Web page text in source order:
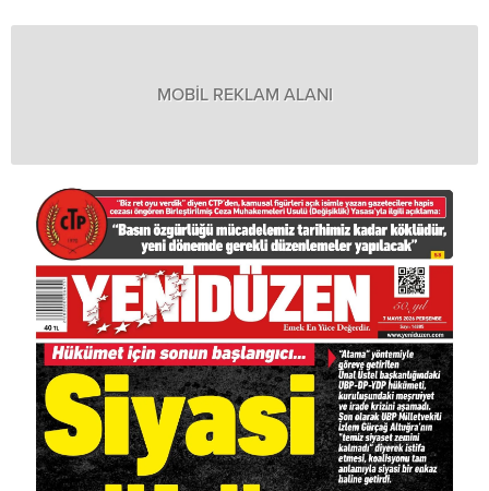
MOBİL REKLAM ALANI